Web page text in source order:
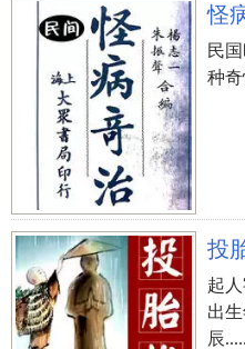
怪
民
种
投
起
出
辰